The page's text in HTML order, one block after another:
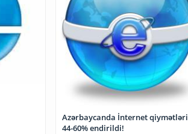
Azərbaycanda İnternet qiymətləri
44-60% endirildi!